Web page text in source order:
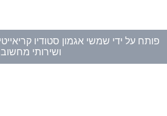
פותח על ידי שמשי אגמון סטודיו
ושירותי מחשוב